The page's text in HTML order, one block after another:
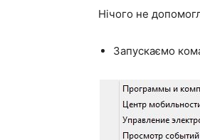
Нічого не
Запускаємо